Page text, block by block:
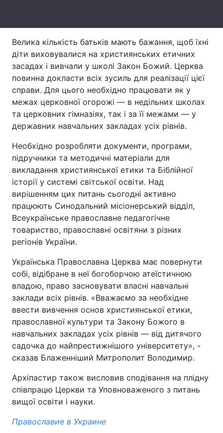
Інтерв'ю Думки
Архів Вакансії
Послуги
Тема оформлення
Велика кількість батьків мають бажання, щоб їхні
діти виховувалися на християнських етичних
засадах і вивчали у школі Закон Божий. Церква
повинна докласти всіх зусиль для реалізації цієї
справи. Для цього необхідно працювати як у
межах церковної огорожі — в недільних школах
та церковних гімназіях, так і за її межами — у
державних навчальних закладах усіх рівнів.
Необхідно розробляти документи, програми,
підручники та методичні матеріали для
викладання християнської етики та Біблійної
історії у системі світської освіти. Над
вирішенням цих питань сьогодні активно
працюють Синодальний місіонерський відділ,
Всеукраїнське православне педагогічне
товариство, православні освітяни з різних
регіонів України.
Українська Православна Церква має повернути
собі, відібране в неї богоборчою атеїстичною
владою, право засновувати власні навчальні
заклади всіх рівнів. «Вважаємо за необхідне
ввести вивчення основ християнської етики,
православної культури та Закону Божого в
навчальних закладах усіх рівнів — від дитячого
садочка до найпрестижнішого університету», -
сказав Блаженніший Митрополит Володимир.
Архіпастир також висловив сподівання на плідну
співпрацю Церкви та Уповноваженого з питань
вищої освіти і науки.
Православие в Украине